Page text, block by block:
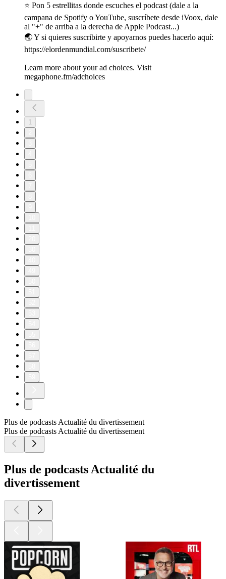
⭐️ Pon 5 estrellitas donde escuches el podcast (dale a la
campana de Spotify o YouTube, suscríbete desde iVoox, dale
al "+" de arriba a la derecha de Apple Podcast...)
🌏 Y si quieres suscribirte y apoyarnos puedes hacerlo aquí:
https://elordenmundial.com/suscribete/
Learn more about your ad choices. Visit
megaphone.fm/adchoices
1
Plus de podcasts Actualité du divertissement
Plus de podcasts Actualité du divertissement
Plus de podcasts Actualité du
divertissement